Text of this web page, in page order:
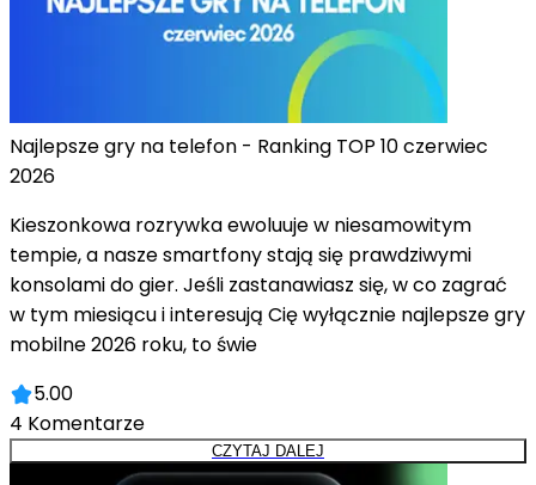
Najlepsze gry na telefon - Ranking TOP 10 czerwiec
2026
Kieszonkowa rozrywka ewoluuje w niesamowitym
tempie, a nasze smartfony stają się prawdziwymi
konsolami do gier. Jeśli zastanawiasz się, w co zagrać
w tym miesiącu i interesują Cię wyłącznie najlepsze gry
mobilne 2026 roku, to świe
5.00
4 Komentarze
CZYTAJ DALEJ